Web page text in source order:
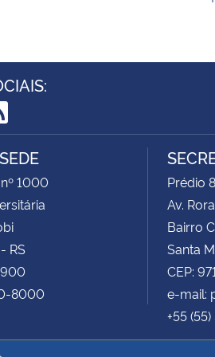
1000
RS
8000
Prédio
Av.
Bairro
Santa
CEP:
e-mail:
+55